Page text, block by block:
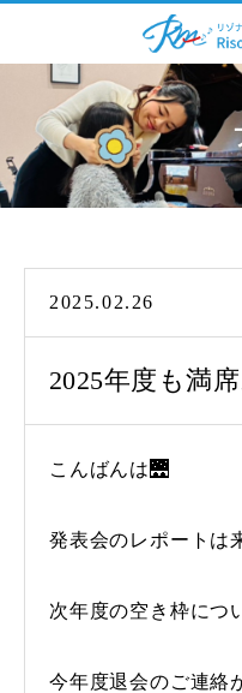
2025.02.26
2025年度も満
こんばんは🌉
発表会のレポートは
次年度の空き枠につ
今年度退会のご連絡